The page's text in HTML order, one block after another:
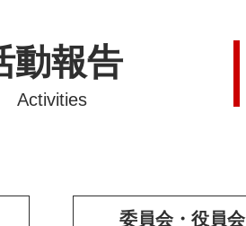
動報告
Activities
委員会・役員会